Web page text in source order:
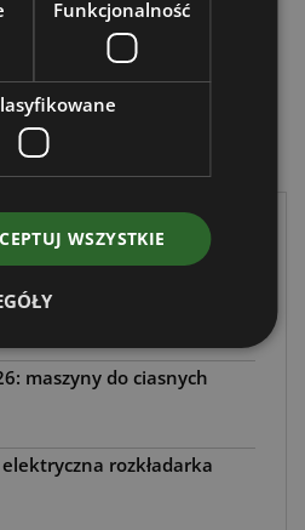
żurawiem Grove
z hydrauliką SuperProp
maszyny do ciasnych
rozkładarka
Funkcjonalność
WSZYSTKIE